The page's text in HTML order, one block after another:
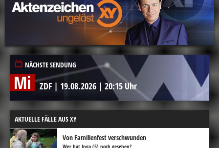
NÄCHSTE SENDUNG
Mi ZDF | 19.08.2026 | 20:15 Uhr
AKTUELLE FÄLLE AUS XY
Von Familienfest verschwunden
Wer hat Inga (5) noch gesehen?